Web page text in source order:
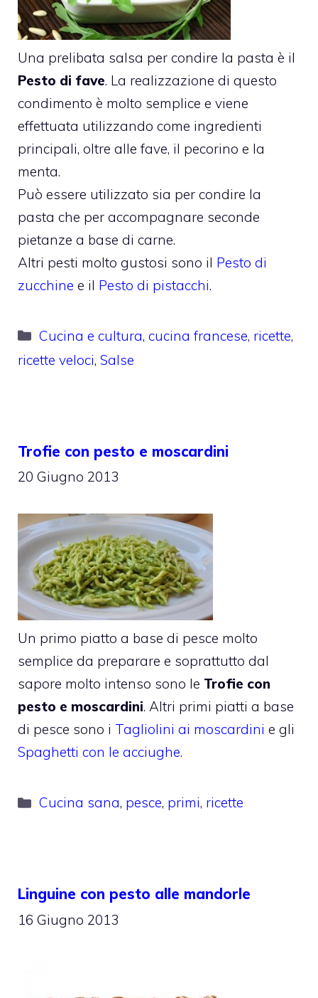
Una prelibata salsa per condire la pasta è il
Pesto di fave. La realizzazione di questo
condimento è molto semplice e viene
effettuata utilizzando come ingredienti
principali, oltre alle fave, il pecorino e la
menta.
Può essere utilizzato sia per condire la
pasta che per accompagnare seconde
pietanze a base di carne.
Altri pesti molto gustosi sono il Pesto di
zucchine e il Pesto di pistacchi.
Categorie
Cucina e cultura,cucina francese, ricette,
ricette veloci, Salse
Trofie con pesto e moscardini
20 Giugno 2013
Un primo piatto a base di pesce molto
semplice da preparare e soprattutto dal
sapore molto intenso sono le Trofie con
pesto e moscardini. Altri primi piatti a base
di pesce sono i Tagliolini ai moscardini e gli
Spaghetti con le acciughe.
Categorie
Cucina sana, pesce, primi, ricette
Linguine con pesto alle mandorle
16 Giugno 2013